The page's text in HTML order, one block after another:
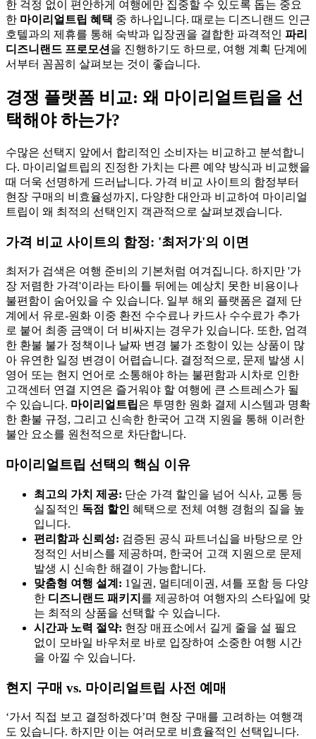
한 걱정 없이 편안하게 여행에만 집중할 수 있도록 돕는 중요
한 마이리얼트립 혜택 중 하나입니다. 때로는 디즈니랜드 인근
호텔과의 제휴를 통해 숙박과 입장권을 결합한 파격적인 파리
디즈니랜드 프로모션 을 진행하기도 하므로, 여행 계획 단계에
서부터 꼼꼼히 살펴보는 것이 좋습니다.
경쟁 플랫폼 비교: 왜 마이리얼트립을 선
택해야 하는가?
수많은 선택지 앞에서 합리적인 소비자는 비교하고 분석합니
다. 마이리얼트립의 진정한 가치는 다른 예약 방식과 비교했을
때 더욱 선명하게 드러납니다. 가격 비교 사이트의 함정부터
현장 구매의 비효율성까지, 다양한 대안과 비교하여 마이리얼
트립이 왜 최적의 선택인지 객관적으로 살펴보겠습니다.
가격 비교 사이트의 함정: '최저가'의 이면
최저가 검색은 여행 준비의 기본처럼 여겨집니다. 하지만 '가
장 저렴한 가격'이라는 타이틀 뒤에는 예상치 못한 비용이나
불편함이 숨어있을 수 있습니다. 일부 해외 플랫폼은 결제 단
계에서 유로-원화 이중 환전 수수료나 카드사 수수료가 추가
로 붙어 최종 금액이 더 비싸지는 경우가 있습니다. 또한, 엄격
한 환불 불가 정책이나 날짜 변경 불가 조항이 있는 상품이 많
아 유연한 일정 변경이 어렵습니다. 결정적으로, 문제 발생 시
영어 또는 현지 언어로 소통해야 하는 불편함과 시차로 인한
고객센터 연결 지연은 즐거워야 할 여행에 큰 스트레스가 될
수 있습니다. 마이리얼트립은 투명한 원화 결제 시스템과 명확
한 환불 규정, 그리고 신속한 한국어 고객 지원을 통해 이러한
불안 요소를 원천적으로 차단합니다.
마이리얼트립 선택의 핵심 이유
최고의 가치 제공: 단순 가격 할인을 넘어 식사, 교통 등
실질적인 독점 할인 혜택으로 전체 여행 경험의 질을 높
입니다.
편리함과 신뢰성: 검증된 공식 파트너십을 바탕으로 안
정적인 서비스를 제공하며, 한국어 고객 지원으로 문제
발생 시 신속한 해결이 가능합니다.
맞춤형 여행 설계: 1일권, 멀티데이권, 셔틀 포함 등 다양
한 디즈니랜드 패키지 를 제공하여 여행자의 스타일에 맞
는 최적의 상품을 선택할 수 있습니다.
시간과 노력 절약: 현장 매표소에서 길게 줄을 설 필요
없이 모바일 바우처로 바로 입장하여 소중한 여행 시간
을 아낄 수 있습니다.
현지 구매 vs. 마이리얼트립 사전 예매
‘가서 직접 보고 결정하겠다’며 현장 구매를 고려하는 여행객
도 있습니다. 하지만 이는 여러모로 비효율적인 선택입니다.